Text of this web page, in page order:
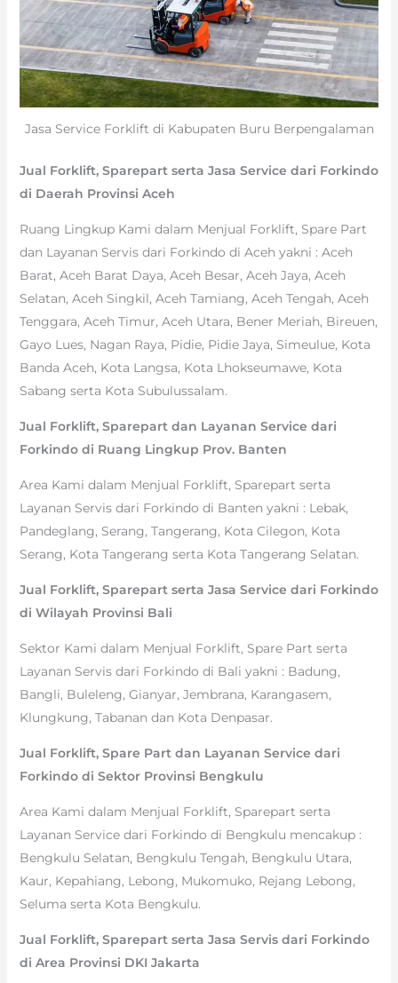
Jasa Service Forklift di Kabupaten Buru Berpengalaman
Jual Forklift, Sparepart serta Jasa Service dari Forkindo
di Daerah Provinsi Aceh
Ruang Lingkup Kami dalam Menjual Forklift, Spare Part
dan Layanan Servis dari Forkindo di Aceh yakni : Aceh
Barat, Aceh Barat Daya, Aceh Besar, Aceh Jaya, Aceh
Selatan, Aceh Singkil, Aceh Tamiang, Aceh Tengah, Aceh
Tenggara, Aceh Timur, Aceh Utara, Bener Meriah, Bireuen,
Gayo Lues, Nagan Raya, Pidie, Pidie Jaya, Simeulue, Kota
Banda Aceh, Kota Langsa, Kota Lhokseumawe, Kota
Sabang serta Kota Subulussalam.
Jual Forklift, Sparepart dan Layanan Service dari
Forkindo di Ruang Lingkup Prov. Banten
Area Kami dalam Menjual Forklift, Sparepart serta
Layanan Servis dari Forkindo di Banten yakni : Lebak,
Pandeglang, Serang, Tangerang, Kota Cilegon, Kota
Serang, Kota Tangerang serta Kota Tangerang Selatan.
Jual Forklift, Sparepart serta Jasa Service dari Forkindo
di Wilayah Provinsi Bali
Sektor Kami dalam Menjual Forklift, Spare Part serta
Layanan Servis dari Forkindo di Bali yakni : Badung,
Bangli, Buleleng, Gianyar, Jembrana, Karangasem,
Klungkung, Tabanan dan Kota Denpasar.
Jual Forklift, Spare Part dan Layanan Service dari
Forkindo di Sektor Provinsi Bengkulu
Area Kami dalam Menjual Forklift, Sparepart serta
Layanan Service dari Forkindo di Bengkulu mencakup :
Bengkulu Selatan, Bengkulu Tengah, Bengkulu Utara,
Kaur, Kepahiang, Lebong, Mukomuko, Rejang Lebong,
Seluma serta Kota Bengkulu.
Jual Forklift, Sparepart serta Jasa Servis dari Forkindo
di Area Provinsi DKI Jakarta